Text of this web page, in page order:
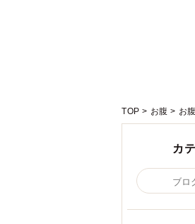
TOP > お腹 > お
カ